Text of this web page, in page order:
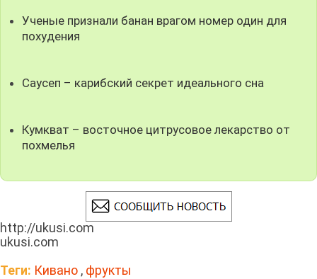
Ученые признали банан врагом номер один для
похудения
Саусеп – карибский секрет идеального сна
Кумкват – восточное цитрусовое лекарство от
похмелья
http://ukusi.com
ukusi.com
Теги: Кивано , фрукты